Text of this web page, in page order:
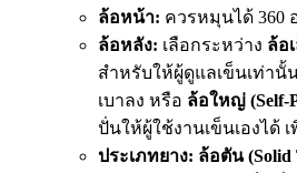
ล้อหน้า: ควรหมุนได้ 360
ล้อหลัง: เลือกระหว่าง ล้อ
สำหรับให้ผู้ดูแลเข็นเท่า
เบาลง หรือ ล้อใหญ่ (Self-
ปั่นให้ผู้ใช้งานเข็นเองได้
ประเภทยาง: ล้อตัน (Solid